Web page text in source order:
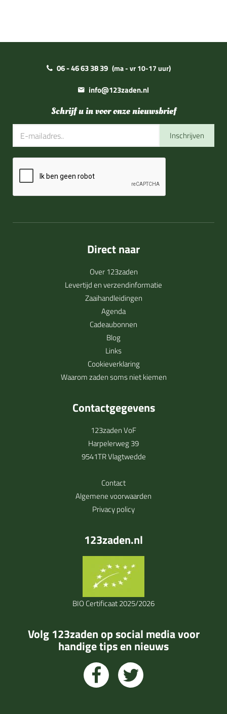
06 - 46 63 38 39 (ma - vr 10-17 uur)
info@123zaden.nl
Schrijf u in voor onze nieuwsbrief
Inschrijven
Direct naar
Over 123zaden
Levertijd en verzendinformatie
Zaaihandleidingen
Agenda
Cadeaubonnen
Blog
Links
Cookieverklaring
Waarom zaden soms niet kiemen
Contactgegevens
123zaden VoF
Harpelerweg 39
9541TR Vlagtwedde
Contact
Algemene voorwaarden
Privacy policy
123zaden.nl
BIO Certificaat 2025/2026
Volg 123zaden op social media voor
handige tips en nieuws